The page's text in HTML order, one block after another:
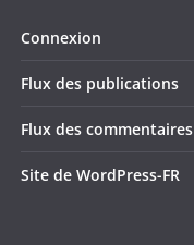
Connexion
Flux des publications
Flux des commentaires
Site de WordPress-FR